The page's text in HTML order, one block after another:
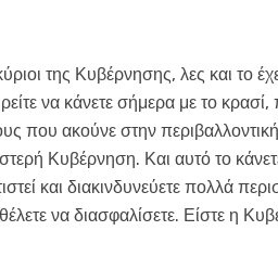
της Κυβέρνησης, λες και το
να κάνετε σήμερα με το κρασί,
που ακούνε στην
Κυβέρνηση. Και αυτό το
και διακινδυνεύετε πολλά
να διασφαλίσετε. Είστε η